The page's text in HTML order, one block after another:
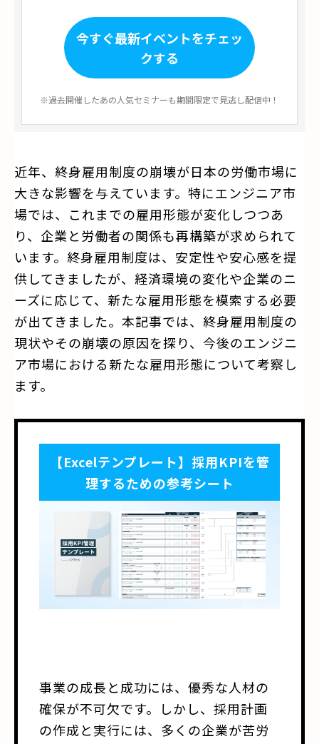
今すぐ最新イベントをチェッ
クする
※過去開催したあの人気セミナーも期間限定で見逃し配信中！
近年、終身雇用制度の崩壊が日本の労働市場に
大きな影響を与えています。特にエンジニア市
場では、これまでの雇用形態が変化しつつあ
り、企業と労働者の関係も再構築が求められて
います。終身雇用制度は、安定性や安心感を提
供してきましたが、経済環境の変化や企業のニ
ーズに応じて、新たな雇用形態を模索する必要
が出てきました。本記事では、終身雇用制度の
現状やその崩壊の原因を探り、今後のエンジニ
ア市場における新たな雇用形態について考察し
ます。
【Excelテンプレート】採用KPIを管
理するための参考シート
事業の成長と成功には、優秀な人材の
確保が不可欠です。しかし、採用計画
の作成と実行には、多くの企業が苦労